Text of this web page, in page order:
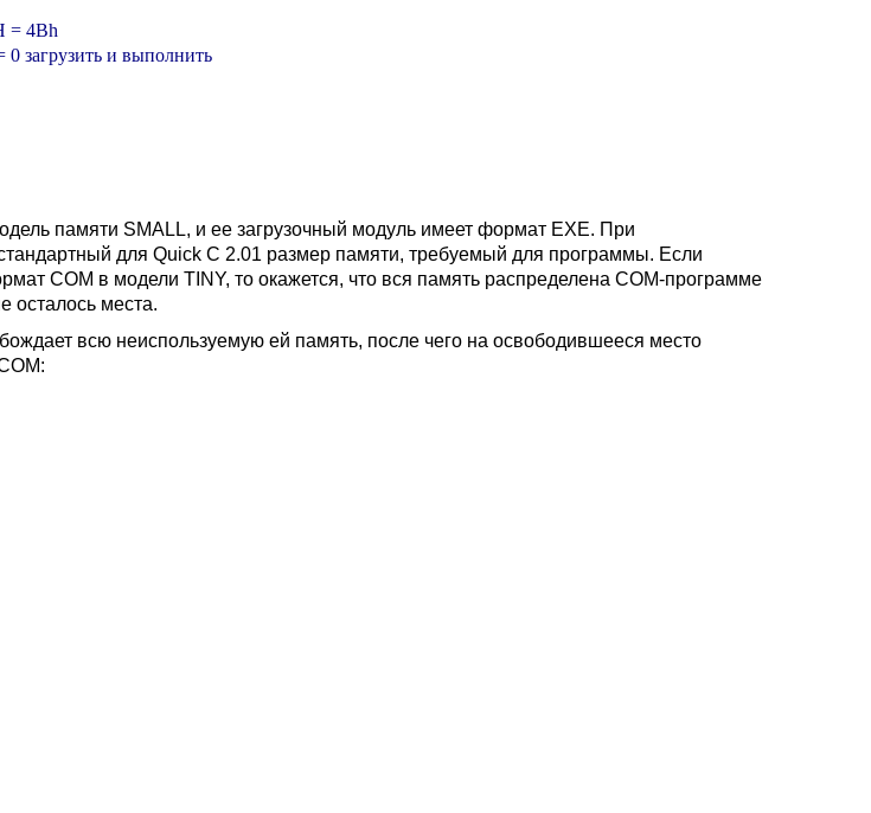
= 4Bh
; AL = 0 загрузить и выполнить
памяти SMALL, и ее загрузочный модуль имеет формат EXE. При
для Quick C 2.01 размер памяти, требуемый для программы. Если
COM в модели TINY, то окажется, что вся память распределена COM-программе
осталось места.
всю неиспользуемую ей память, после чего на освободившееся место